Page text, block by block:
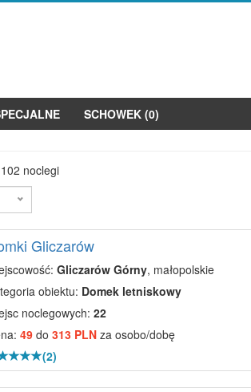
SCHOWEK (0)
noclegi
Gliczarów
Gliczarów Górny, małopolskie
obiektu: Domek letniskowy
noclegowych: 22
49do 313 PLNza osobo/dobę
(2)